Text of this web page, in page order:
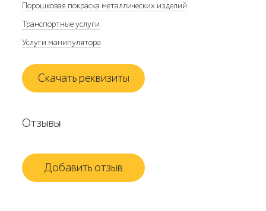
Порошковая покраска металлических изделий
Транспортные услуги
Услуги манипулятора
Скачать реквизиты
Отзывы
Добавить отзыв